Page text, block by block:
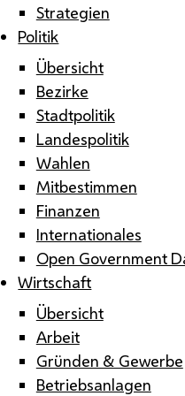
Strategien
Politik
Übersicht
Bezirke
Stadtpolitik
Landespolitik
Wahlen
Mitbestimmen
Finanzen
Internationales
Open Government
Wirtschaft
Übersicht
Arbeit
Gründen & Gewerbe
Betriebsanlagen